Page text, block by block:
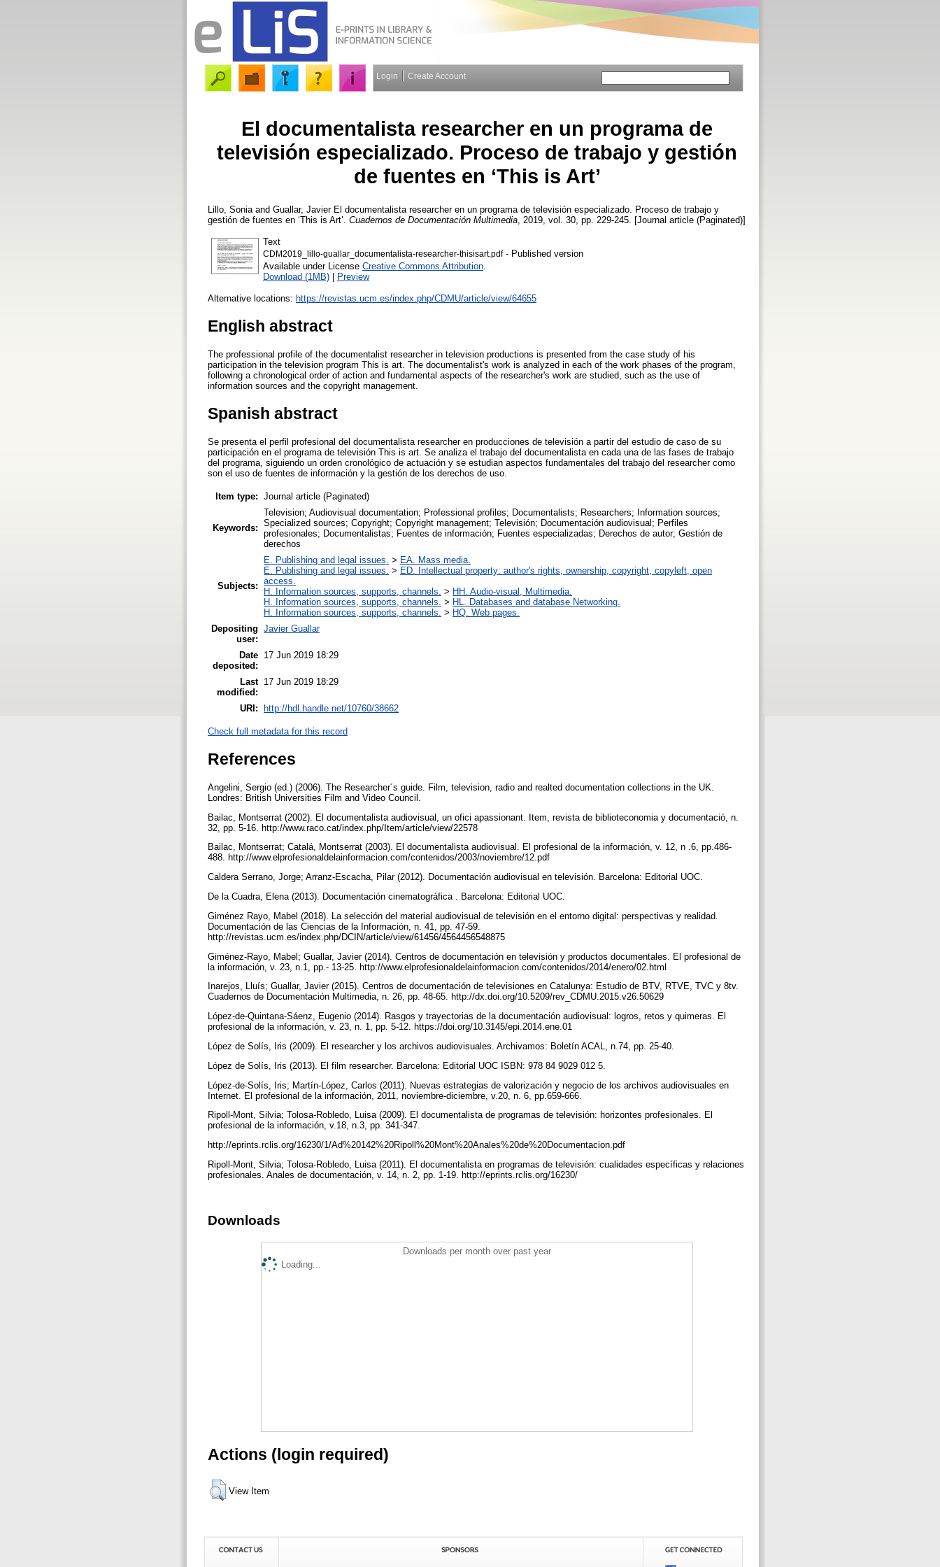
Login Create Account
El documentalista researcher en un programa de
televisión especializado. Proceso de trabajo y gestión
de fuentes en ‘This is Art’
Lillo, Sonia and Guallar, JavierEl documentalista researcher en un programa de televisión especializado. Proceso de trabajo y
gestión de fuentes en ‘This is Art’. Cuadernos de Documentación Multimedia , 2019, vol. 30, pp. 229-245. [Journal article (Paginated)]
Text
CDM2019_lillo-guallar_documentalista-researcher-thisisart.pdf- Published version
Available under License Creative Commons Attribution
Download (1MB) | Preview
Alternative locations: https://revistas.ucm.es/index.php/CDMU/article/view/64655
English abstract
The professional profile of the documentalist researcher in television productions is presented from the case study of his
participation in the television program This is art. The documentalist's work is analyzed in each of the work phases of the program,
following a chronological order of action and fundamental aspects of the researcher's work are studied, such as the use of
information sources and the copyright management.
Spanish abstract
Se presenta el perfil profesional del documentalista researcher en producciones de televisión a partir del estudio de caso de su
participación en el programa de televisión This is art. Se analiza el trabajo del documentalista en cada una de las fases de trabajo
del programa, siguiendo un orden cronológico de actuación y se estudian aspectos fundamentales del trabajo del researcher como
son el uso de fuentes de información y la gestión de los derechos de uso.
Item type: Journal article (Paginated)
Keywords:
Television; Audiovisual documentation; Professional profiles; Documentalists; Researchers; Information sources;
Specialized sources; Copyright; Copyright management; Televisión; Documentación audiovisual; Perfiles
profesionales; Documentalistas; Fuentes de información; Fuentes especializadas; Derechos de autor; Gestión de
derechos
Subjects:
E. Publishing and legal issues. > EA. Mass media.
E. Publishing and legal issues. > ED. Intellectual property: author's rights, ownership, copyright, copyleft, open
access.
H. Information sources, supports, channels. > HH. Audio-visual, Multimedia.
H. Information sources, supports, channels. > HL. Databases and database Networking.
H. Information sources, supports, channels. > HQ. Web pages.
Depositing
user:
Javier Guallar
Date
deposited:
17 Jun 2019 18:29
Last
modified:
17 Jun 2019 18:29
URI: http://hdl.handle.net/10760/38662
Check full metadata for this record
References
Angelini, Sergio (ed.) (2006). The Researcher´s guide. Film, television, radio and realted documentation collections in the UK.
Londres: British Universities Film and Video Council.
Bailac, Montserrat (2002). El documentalista audiovisual, un ofici apassionant. Item, revista de biblioteconomia y documentació, n.
32, pp. 5-16. http://www.raco.cat/index.php/Item/article/view/22578
Bailac, Montserrat; Catalá, Montserrat (2003). El documentalista audiovisual. El profesional de la información, v. 12, n .6, pp.486-
488. http://www.elprofesionaldelainformacion.com/contenidos/2003/noviembre/12.pdf
Caldera Serrano, Jorge; Arranz-Escacha, Pilar (2012). Documentación audiovisual en televisión. Barcelona: Editorial UOC.
De la Cuadra, Elena (2013). Documentación cinematográfica . Barcelona: Editorial UOC.
Giménez Rayo, Mabel (2018). La selección del material audiovisual de televisión en el entorno digital: perspectivas y realidad.
Documentación de las Ciencias de la Información, n. 41, pp. 47-59.
http://revistas.ucm.es/index.php/DCIN/article/view/61456/4564456548875
Giménez-Rayo, Mabel; Guallar, Javier (2014). Centros de documentación en televisión y productos documentales. El profesional de
la información, v. 23, n.1, pp.- 13-25. http://www.elprofesionaldelainformacion.com/contenidos/2014/enero/02.html
Inarejos, Lluís; Guallar, Javier (2015). Centros de documentación de televisiones en Catalunya: Estudio de BTV, RTVE, TVC y 8tv.
Cuadernos de Documentación Multimedia, n. 26, pp. 48-65. http://dx.doi.org/10.5209/rev_CDMU.2015.v26.50629
López-de-Quintana-Sáenz, Eugenio (2014). Rasgos y trayectorias de la documentación audiovisual: logros, retos y quimeras. El
profesional de la información, v. 23, n. 1, pp. 5-12. https://doi.org/10.3145/epi.2014.ene.01
López de Solís, Iris (2009). El researcher y los archivos audiovisuales. Archivamos: Boletín ACAL, n.74, pp. 25-40.
López de Solís, Iris (2013). El film researcher. Barcelona: Editorial UOC ISBN: 978 84 9029 012 5.
López-de-Solís, Iris; Martín-López, Carlos (2011). Nuevas estrategias de valorización y negocio de los archivos audiovisuales en
Internet. El profesional de la información, 2011, noviembre-diciembre, v.20, n. 6, pp.659-666.
Ripoll-Mont, Silvia; Tolosa-Robledo, Luisa (2009). El documentalista de programas de televisión: horizontes profesionales. El
profesional de la información, v.18, n.3, pp. 341-347.
http://eprints.rclis.org/16230/1/Ad%20142%20Ripoll%20Mont%20Anales%20de%20Documentacion.pdf
Ripoll-Mont, Silvia; Tolosa-Robledo, Luisa (2011). El documentalista en programas de televisión: cualidades específicas y relaciones
profesionales. Anales de documentación, v. 14, n. 2, pp. 1-19. http://eprints.rclis.org/16230/
Downloads
Downloads per month over past year
Loading...
Actions (login required)
View Item